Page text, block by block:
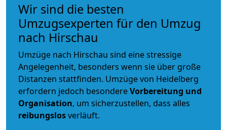
Wir sind die besten
Umzugsexperten für den Umzug
nach Hirschau
Umzüge nach Hirschau sind eine stressige
Angelegenheit, besonders wenn sie über große
Distanzen stattfinden. Umzüge von Heidelberg
erfordern jedoch besondereVorbereitung und
Organisation, um sicherzustellen, dass alles
reibungslosverläuft.